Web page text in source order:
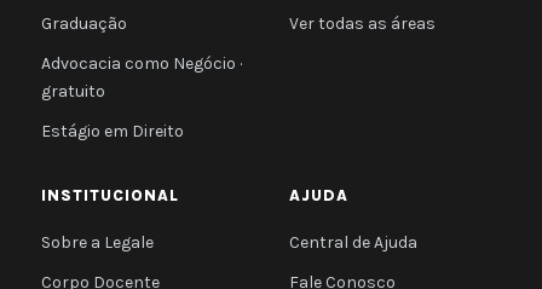
Graduação
Advocacia como Negócio ·
gratuito
Estágio em Direito
Ver todas as áreas
INSTITUCIONAL
Sobre a Legale
Corpo Docente
AJUDA
Central de Ajuda
Fale Conosco